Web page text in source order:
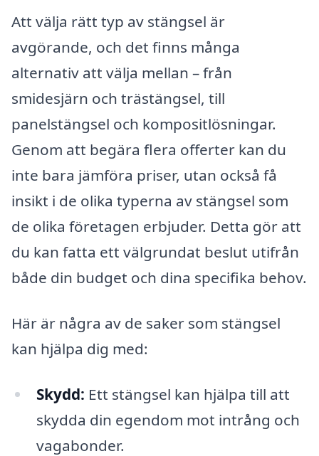
Att välja rätt typ av stängsel är
avgörande, och det finns många
alternativ att välja mellan – från
smidesjärn och trästängsel, till
panelstängsel och kompositlösningar.
Genom att begära flera offerter kan du
inte bara jämföra priser, utan också få
insikt i de olika typerna av stängsel som
de olika företagen erbjuder. Detta gör att
du kan fatta ett välgrundat beslut utifrån
både din budget och dina specifika behov.
Här är några av de saker som stängsel
kan hjälpa dig med:
Skydd: Ett stängsel kan hjälpa till att
skydda din egendom mot intrång och
vagabonder.